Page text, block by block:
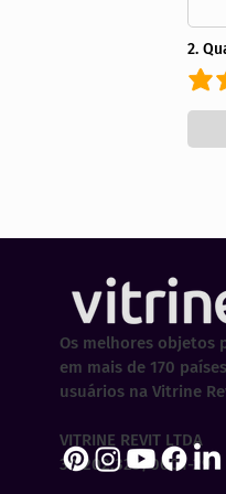
2.
Os melhores objetos
em mais de 170
usuários na Vitrine
VITRINE REVIT LTDA
30.202.323/0001-29